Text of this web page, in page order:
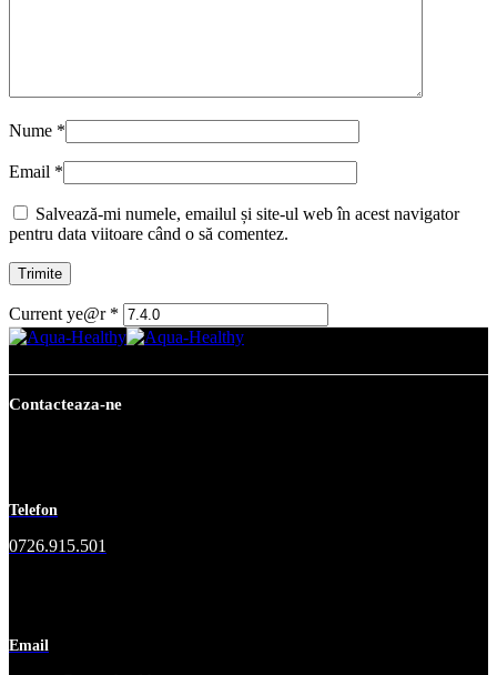
Nume *
Email *
Salvează-mi numele, emailul și site-ul web în acest navigator
pentru data viitoare când o să comentez.
Current ye@r *
Contacteaza-ne
Telefon
0726.915.501
Email